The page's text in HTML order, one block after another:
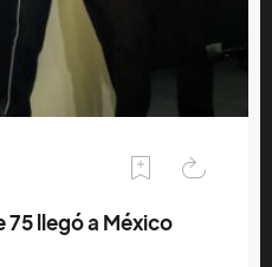
75 llegó a México